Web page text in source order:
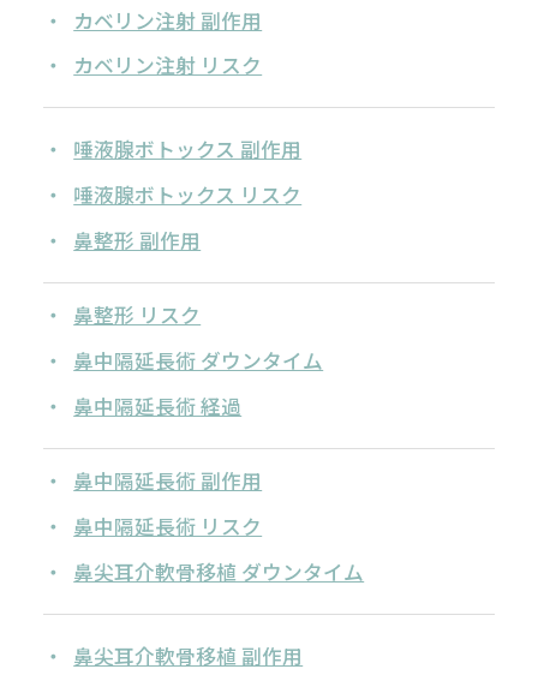
カベリン注射 副作用
カベリン注射 リスク
唾液腺ボトックス 副作用
唾液腺ボトックス リスク
鼻整形 副作用
鼻整形 リスク
鼻中隔延長術 ダウンタイム
鼻中隔延長術 経過
鼻中隔延長術 副作用
鼻中隔延長術 リスク
鼻尖耳介軟骨移植 ダウンタイム
鼻尖耳介軟骨移植 副作用